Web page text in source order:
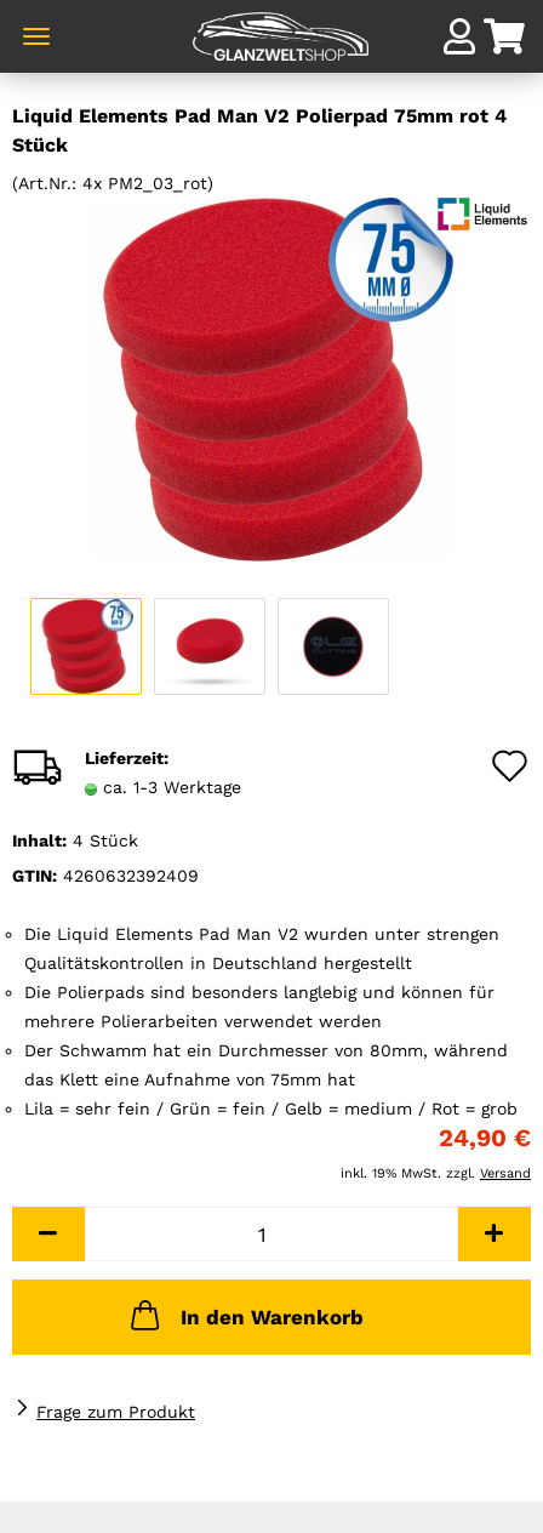
zum
Hauptinhalt
Liquid Elements Pad Man V2 Polierpad 75mm rot 4
Stück
(Art.Nr.: 4x PM2_03_rot)
Lieferzeit:
ca. 1-3 Werktage
Inhalt: 4 Stück
GTIN: 4260632392409
Die Liquid Elements Pad Man V2 wurden unter strengen
Qualitätskontrollen in Deutschland hergestellt
Die Polierpads sind besonders langlebig und können für
mehrere Polierarbeiten verwendet werden
Der Schwamm hat ein Durchmesser von 80mm, während
das Klett eine Aufnahme von 75mm hat
Lila = sehr fein / Grün = fein / Gelb = medium / Rot = grob
24,90 €
inkl. 19% MwSt. zzgl. Versand
In den Warenkorb
Frage zum Produkt